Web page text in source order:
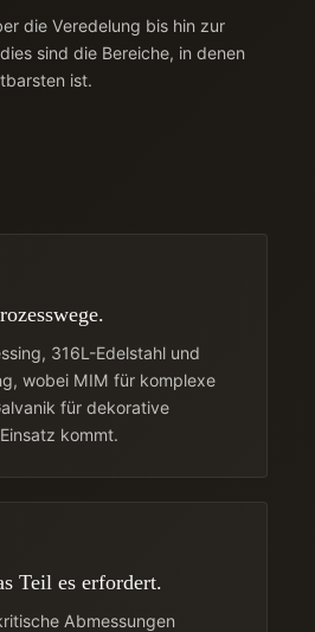
die Veredelung bis hin zur
sind die Bereiche, in denen
ist.
316L-Edelstahl und
wobei MIM für komplexe
für dekorative
kommt.
Teil es erfordert.
Abmessungen